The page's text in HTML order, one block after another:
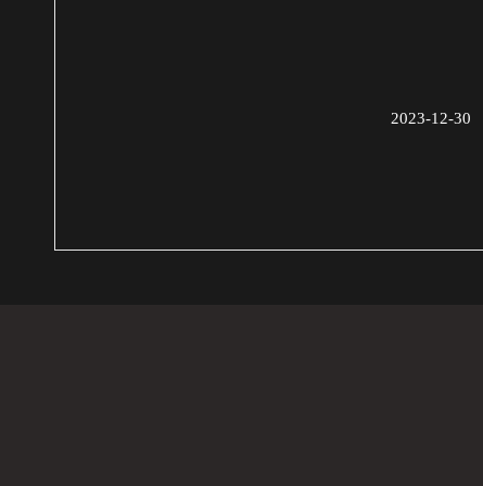
2023-12-30